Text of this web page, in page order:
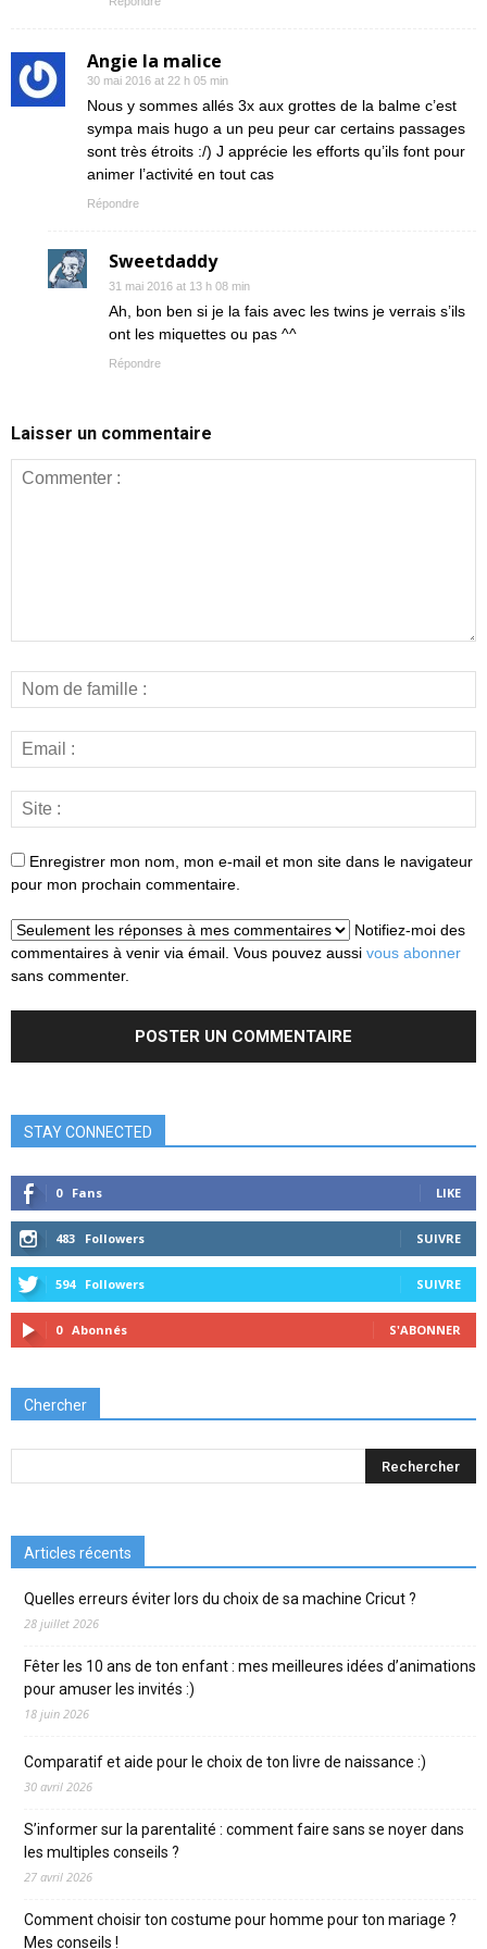
Angie la malice
30 mai 2016 at 22 h 05 min
Nous y sommes allés 3x aux grottes de la balme c’est
sympa mais hugo a un peu peur car certains passages
sont très étroits :/) J apprécie les efforts qu’ils font pour
animer l’activité en tout cas
Répondre
Sweetdaddy
31 mai 2016 at 13 h 08 min
Ah, bon ben si je la fais avec les twins je verrais s’ils
ont les miquettes ou pas ^^
Répondre
Laisser un commentaire
Enregistrer mon nom, mon e-mail et mon site dans le navigateur
pour mon prochain commentaire.
Notifiez-moi des
commentaires à venir via émail. Vous pouvez aussi vous abonner
sans commenter.
STAY CONNECTED
0 Fans LIKE
483 Followers SUIVRE
594 Followers SUIVRE
0 Abonnés S'ABONNER
Chercher
Articles récents
Quelles erreurs éviter lors du choix de sa machine Cricut ?
28 juillet 2026
Fêter les 10 ans de ton enfant : mes meilleures idées d’animations
pour amuser les invités :)
18 juin 2026
Comparatif et aide pour le choix de ton livre de naissance :)
30 avril 2026
S’informer sur la parentalité : comment faire sans se noyer dans
les multiples conseils ?
27 avril 2026
Comment choisir ton costume pour homme pour ton mariage ?
Mes conseils !